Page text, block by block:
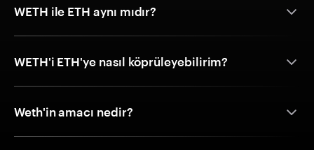
WETH ile ETH aynı mıdır?
WETH'i ETH'ye nasıl köprüleyebilirim?
Weth'in amacı nedir?